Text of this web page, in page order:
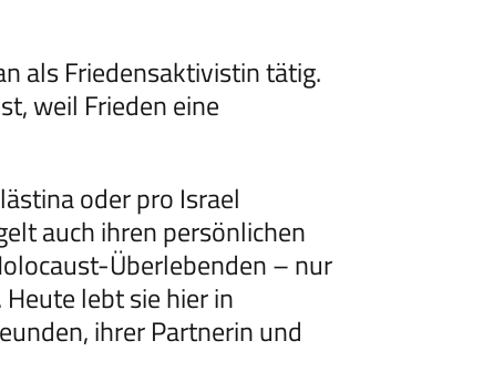
als Friedensaktivistin tätig.
weil Frieden eine
oder pro Israel
auch ihren persönlichen
Überlebenden – nur
lebt sie hier in
ihrer Partnerin und